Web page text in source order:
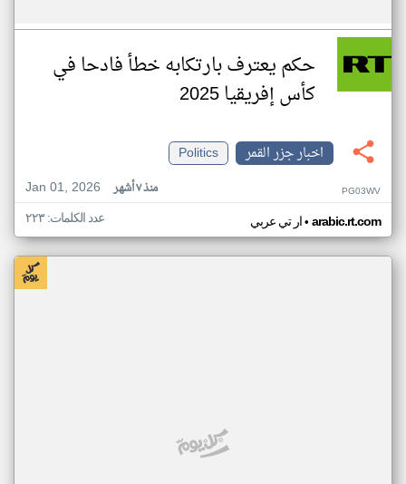
حكم يعترف بارتكابه خطأ فادحا في
كأس إفريقيا 2025
اخبار جزر القمر
Politics
Jan 01, 2026
منذ ٧ أشهر PG03WV
ار تي عربي• arabic.rt.com عدد الكلمات: ٢٢٣